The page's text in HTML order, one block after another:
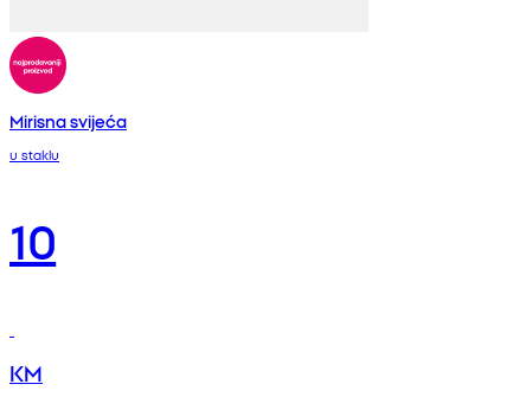
Mirisna svijeća
u staklu
10
KM